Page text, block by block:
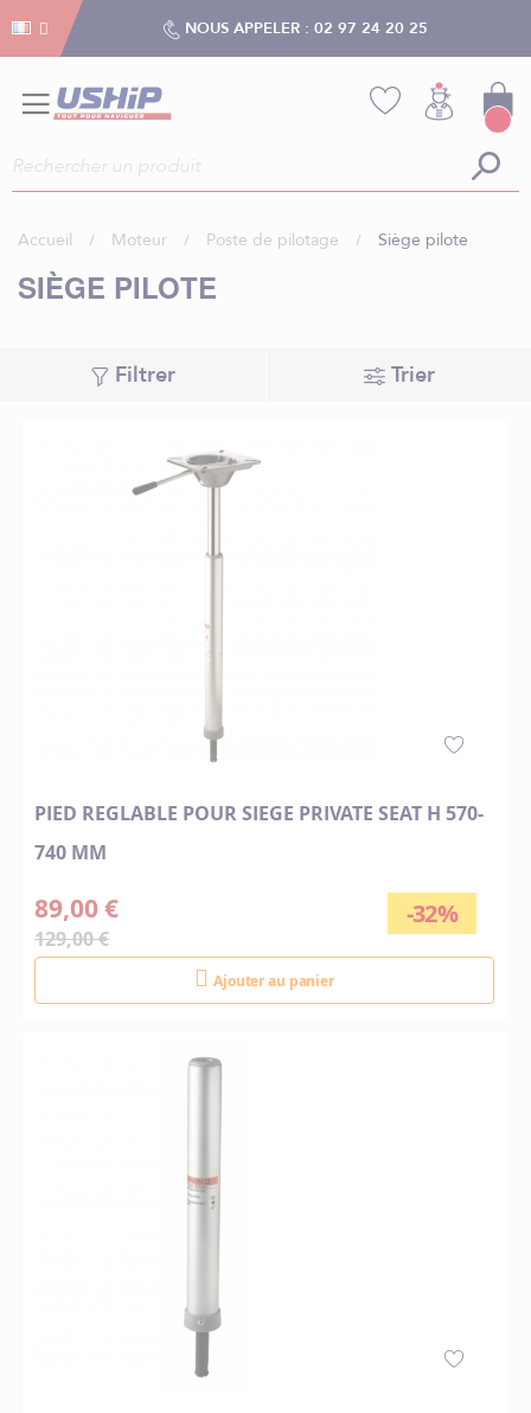
NOUS APPELER : 02 97 24 20 25
Accueil Moteur Poste de pilotage Siège pilote
SIÈGE PILOTE
Filtrer Trier
PIED REGLABLE POUR SIEGE PRIVATE SEAT H 570-
740 MM
-32%
89,00 €
129,00 €
Ajouter au panier
Gestion des cookies
Gestion des cookies